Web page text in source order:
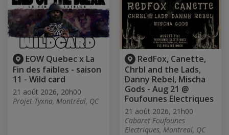
EOW Quebec x La
Fin des faibles - saison
11 - Wild card
21 août 2026, 20h00
Projet Tyxna, Montréal, QC
RedFox, Canette,
Chrbl and the Lads,
Danny Rebel, Mischa
Gods - Aug 21 @
Foufounes Electriques
21 août 2026, 21h00
Cabaret Foufounes
Electriques, Montreal, QC